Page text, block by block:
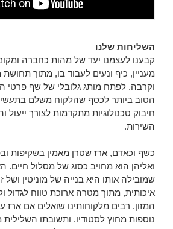
השליחות שלנו
קבענו לעצמנו יעד של מהות כחברה
מעניין, כיף ונעים לעבוד בו, מתוך
וקרבה. לפתח מותג גלובלי של שף פרטי
הטוב ביותר לכסף שהלקוח משלם
חיבוק טכנולוגיות מתקדמות לצורך ייעול
השירות.
כשף וכאדם, ארז שטרן מאמין בשקיפות
ואליהן הוא מחויב כסוג של מסלול חיים.
שמובילה אותו היא בנייה של מוניטין ושל
איכותית, מתוך מטרה ארוכת טווח
המזון. רבים מלקוחותינו שואלים אם ארז
נוספות מחוץ לסטודיו. ותשובתו